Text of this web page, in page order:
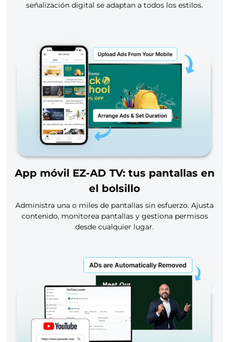
señalización digital se adaptan a todos los estilos.
App móvil EZ-AD TV: tus pantallas en
el bolsillo
Administra una o miles de pantallas sin esfuerzo. Ajusta
contenido, monitorea pantallas y gestiona permisos
desde cualquier lugar.